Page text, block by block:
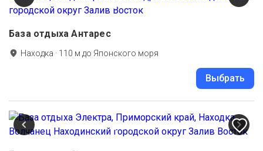
База отдыха Антарес
Находка · 110 м до Японского моря
Выбрать